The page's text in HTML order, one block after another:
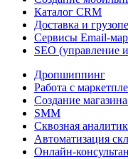
Каталог CRM
Доставка и
Сервисы Email-
SEO (управление
Дропшиппинг
Работа с
Создание
SMM
Сквозная
Автоматизация
Онлайн-